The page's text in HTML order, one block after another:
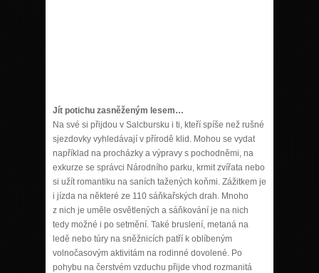
Jít potichu zasněženým lesem…
Na své si přijdou v Salcbursku i ti, kteří spíše než rušné
sjezdovky vyhledávají v přírodě klid. Mohou se vydat
například na procházky a výpravy s pochodněmi, na
exkurze se správci Národního parku, krmit zvířata nebo
si užít romantiku na saních tažených koňmi. Zážitkem je
i jízda na některé ze 110 sáňkařských drah. Mnoho
z nich je uměle osvětlených a sáňkování je na nich
tedy možné i po setmění. Také bruslení, metaná na
ledě nebo túry na sněžnicích patří k oblíbeným
volnočasovým aktivitám na rodinné dovolené. Po
pohybu na čerstvém vzduchu přijde vhod rozmanitá